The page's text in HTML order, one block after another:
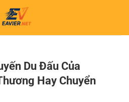
Du Đấu Của
Hay Chuyển